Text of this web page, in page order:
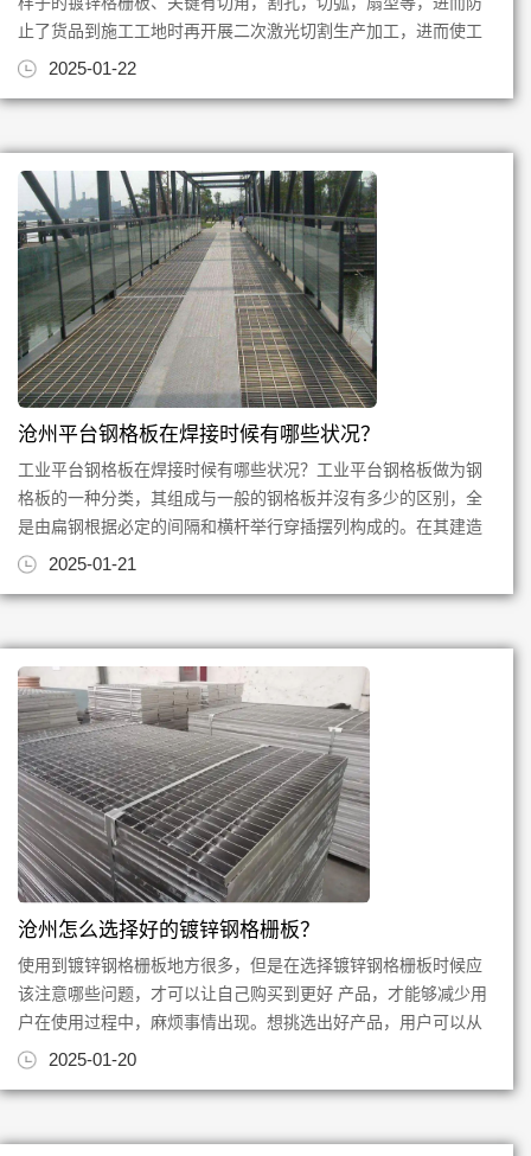
止了货品到施工工地时再开展二次激光切割生产加工，进而使工
程施工安装更迅速，跟简易...
2025-01-22
沧州平台钢格板在焊接时候有哪些状况？
工业平台钢格板在焊接时候有哪些状况？工业平台钢格板做为钢
格板的一种分类，其组成与一般的钢格板并沒有多少的区别，全
是由扁钢根据必定的间隔和横杆举行穿插摆列构成的。在其建造
的进程中必要会采用电焊焊...
2025-01-21
沧州怎么选择好的镀锌钢格栅板？
使用到镀锌钢格栅板地方很多，但是在选择镀锌钢格栅板时候应
该注意哪些问题，才可以让自己购买到更好 产品，才能够减少用
户在使用过程中，麻烦事情出现。想挑选出好产品，用户可以从
这些方面着手。 ...
2025-01-20